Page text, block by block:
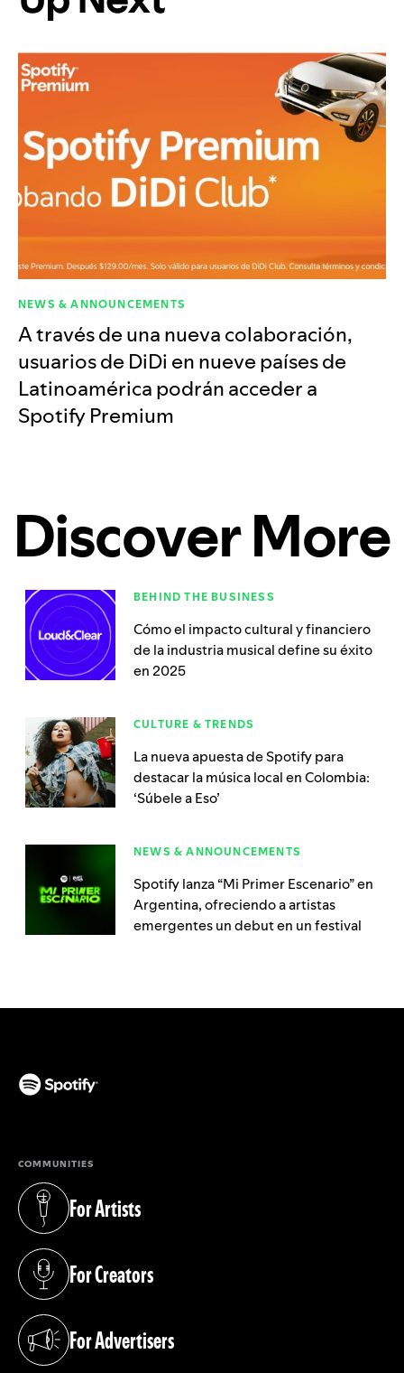
NEWS & ANNOUNCEMENTS
A través de una nueva colaboración,
usuarios de DiDi en nueve países de
Latinoamérica podrán acceder a
Spotify Premium
Discover More
BEHIND THE BUSINESS
Cómo el impacto cultural y financiero
de la industria musical define su éxito
en 2025
CULTURE & TRENDS
La nueva apuesta de Spotify para
destacar la música local en Colombia:
‘Súbele a Eso’
NEWS & ANNOUNCEMENTS
Spotify lanza “Mi Primer Escenario” en
Argentina, ofreciendo a artistas
emergentes un debut en un festival
COMMUNITIES
For Artists
(opens in a new tab)
For Creators
(opens in a new tab)
For Advertisers
(opens in a new tab)